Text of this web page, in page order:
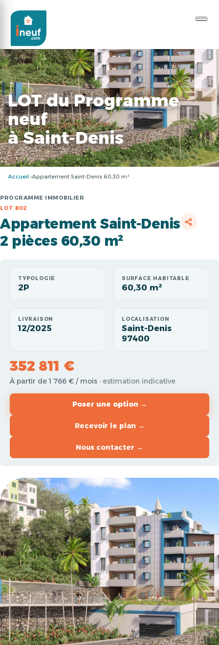
LOT du Programme
neuf
à Saint-Denis
Accueil Appartement Saint-Denis 60,30 m²
PROGRAMME IMMOBILIER
LOT B02
Appartement Saint-Denis
2 pièces 60,30 m²
TYPOLOGIE
2P
SURFACE HABITABLE
60,30 m²
LIVRAISON
12/2025
LOCALISATION
Saint-Denis
97400
352 811 €
À partir de 1 766 € / mois · estimation indicative
Poser une option →
Recevoir le plan →
Nous contacter →